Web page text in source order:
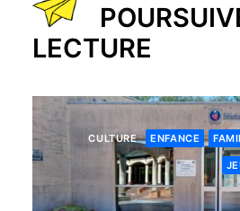
LECTURE
CULTURE ENFANCE